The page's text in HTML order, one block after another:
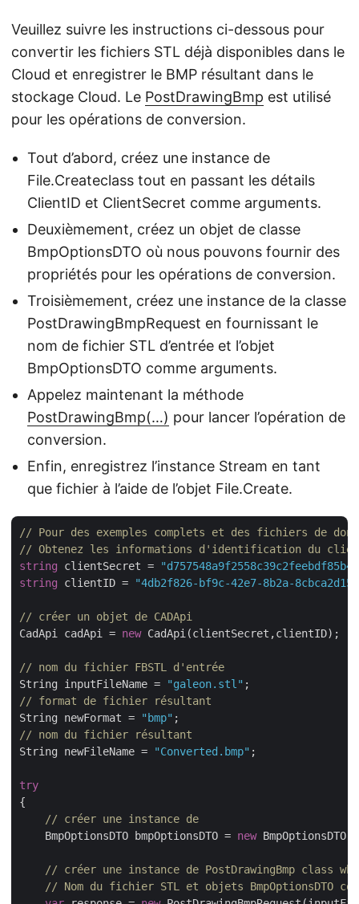
Veuillez suivre les instructions ci-dessous pour
convertir les fichiers STL déjà disponibles dans le
Cloud et enregistrer le BMP résultant dans le
stockage Cloud. Le PostDrawingBmp est utilisé
pour les opérations de conversion.
Tout d’abord, créez une instance de
File.Createclass tout en passant les détails
ClientID et ClientSecret comme arguments.
Deuxièmement, créez un objet de classe
BmpOptionsDTO où nous pouvons fournir des
propriétés pour les opérations de conversion.
Troisièmement, créez une instance de la classe
PostDrawingBmpRequest en fournissant le
nom de fichier STL d’entrée et l’objet
BmpOptionsDTO comme arguments.
Appelez maintenant la méthode
PostDrawingBmp(…) pour lancer l’opération de
conversion.
Enfin, enregistrez l’instance Stream en tant
que fichier à l’aide de l’objet File.Create.
// Pour des exemples complets et des fichiers de
// Obtenez les informations d'identification du
string clientSecret =
string clientID = "4db2f826-bf9c-42e7-8b2a-
// créer un objet de CADApi
CadApi cadApi = new CadApi(clientSecret,clientID);
// nom du fichier FBSTL d'entrée
String inputFileName =
"galeon.stl"
// format de fichier résultant
String newFormat =
"bmp"
// nom du fichier résultant
String newFileName =
"Converted.bmp" ;
try
{
// créer une instance de
    BmpOptionsDTO bmpOptionsDTO =
new
// créer une instance de PostDrawingBmp class
// Nom du fichier STL et objets BmpOptionsDTO